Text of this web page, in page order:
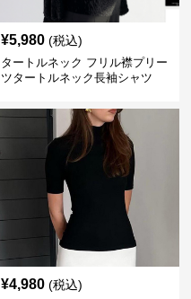
¥5,980 (税込)
タートルネック フリル襟プリー
ツタートルネック長袖シャツ
¥4,980 (税込)